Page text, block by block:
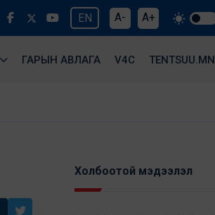
EN A- A+
ГАРЫН АВЛАГА V4С TENTSUU.MN
Холбоотой мэдээлэл